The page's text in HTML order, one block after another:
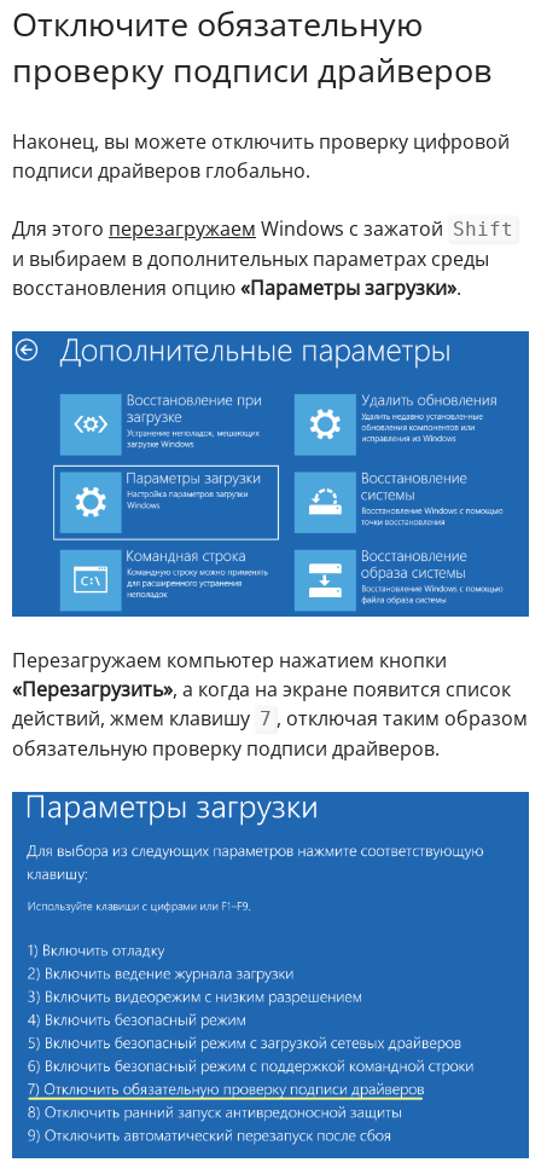
Отключите обязательную
проверку подписи драйверов
Наконец, вы можете отключить проверку цифровой
подписи драйверов глобально.
Для этого перезагружаем Windows с зажатой Shift
и выбираем в дополнительных параметрах среды
восстановления опцию«Параметры загрузки».
Перезагружаем компьютер нажатием кнопки
«Перезагрузить», а когда на экране появится список
действий, жмем клавишу 7 , отключая таким образом
обязательную проверку подписи драйверов.